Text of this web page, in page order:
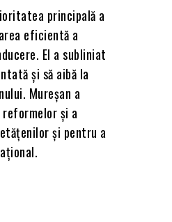
principală a
eficientă a
El a subliniat
și să aibă la
Mureșan a
și a
și pentru a